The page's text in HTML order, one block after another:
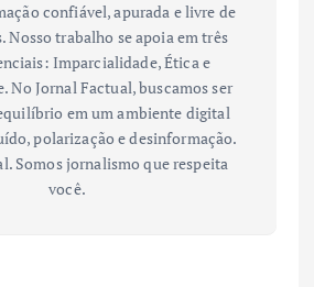
confiável, apurada e livre de
Nosso trabalho se apoia em três
Imparcialidade, Ética e
No Jornal Factual, buscamos ser
em um ambiente digital
polarização e desinformação.
Somos jornalismo que respeita
você.